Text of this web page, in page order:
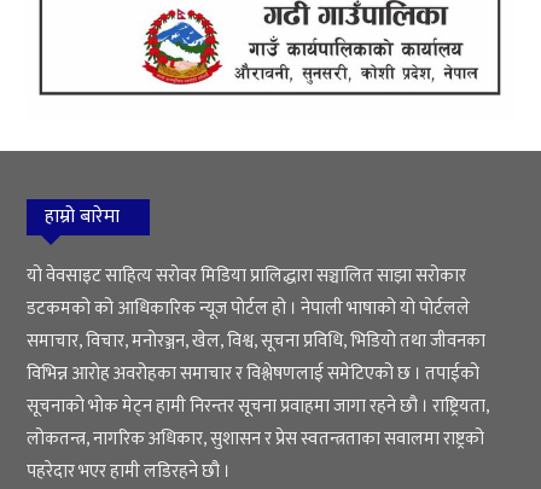
हाम्रो बारेमा
यो वेवसाइट साहित्य सरोवर मिडिया प्रालिद्धारा सञ्चालित साझा सरोकार
डटकमको को आधिकारिक न्यूज पोर्टल हो । नेपाली भाषाको यो पोर्टलले
समाचार, विचार, मनोरञ्जन, खेल, विश्व, सूचना प्रविधि, भिडियो तथा जीवनका
विभिन्न आरोह अवरोहका समाचार र विश्लेषणलाई समेटिएको छ । तपाईको
सूचनाको भोक मेट्न हामी निरन्तर सूचना प्रवाहमा जागा रहने छौ । राष्ट्रियता,
लोकतन्त्र, नागरिक अधिकार, सुशासन र प्रेस स्वतन्त्रताका सवालमा राष्ट्रको
पहरेदार भएर हामी लडिरहने छौ ।